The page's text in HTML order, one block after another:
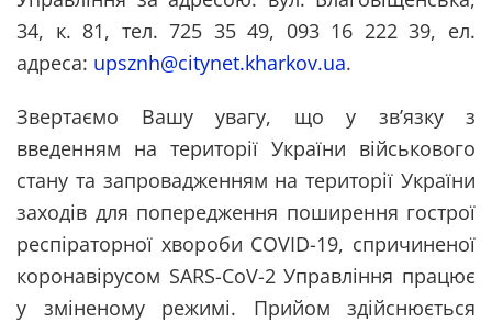
34, к. 81, тел. 725 35 49, 093 16 222 39, ел.
адреса: upsznh@citynet.kharkov.ua.
Звертаємо Вашу увагу, що у зв’язку з
введенням на території України військового
стану та запровадженням на території України
заходів для попередження поширення гострої
респіраторної хвороби COVID-19, спричиненої
коронавірусом SARS-CoV-2 Управління працює
у зміненому режимі. Прийом здійснюється